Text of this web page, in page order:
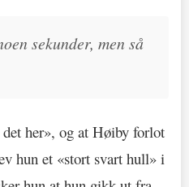
sekunder, men så
her», og at Høiby forlot
hun et «stort svart hull» i